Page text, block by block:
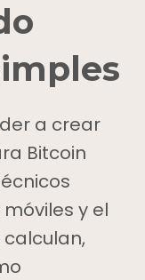
a crear
Bitcoin
y el
calculan,